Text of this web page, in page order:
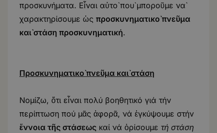
προσκυνήματα. Εἶναι αὐτὸ ποὺ μποροῦμε νὰ
χαρακτηρίσουμε ὡς προσκυνηματικὸ πνεῦμα
καὶ στάση προσκυνηματική.
Προσκυνηματικὸ πνεῦμα καὶ στάση
Νομίζω, ὅτι εἶναι πολύ βοηθητικό γιά τήν
περίπτωση πού μᾶς ἀφορᾶ, νά ἐγκύψουμε στήν
ἔννοια τῆς στάσεως καί νά ὁρίσουμε τή στάση